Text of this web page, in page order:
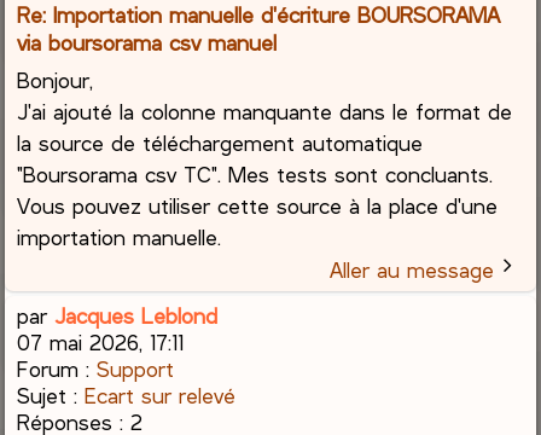
Re: Importation manuelle d'écriture BOURSORAMA
via boursorama csv manuel
Bonjour,
J'ai ajouté la colonne manquante dans le format de
la source de téléchargement automatique
"Boursorama csv TC". Mes tests sont concluants.
Vous pouvez utiliser cette source à la place d'une
importation manuelle.
Aller au message
parJacques Leblond
07 mai 2026, 17:11
Forum :Support
Sujet :Ecart sur relevé
Réponses :2